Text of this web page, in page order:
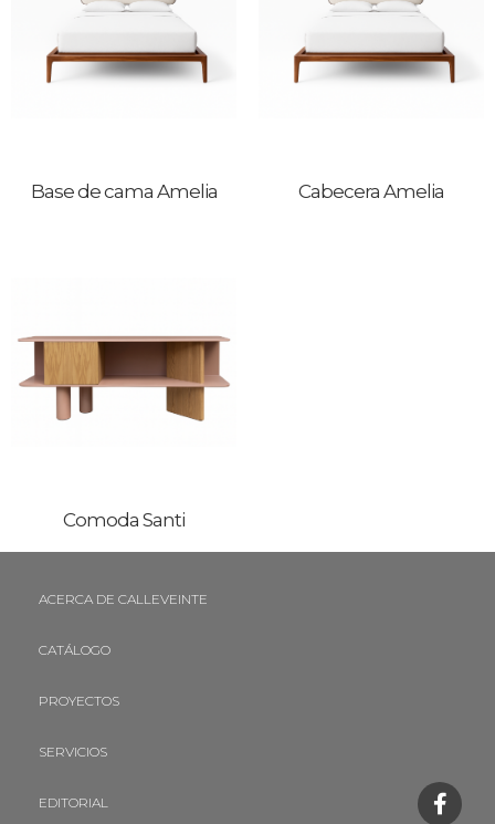
Base de cama Amelia Cabecera Amelia
Comoda Santi
ACERCA DE CALLEVEINTE
CATÁLOGO
PROYECTOS
SERVICIOS
EDITORIAL